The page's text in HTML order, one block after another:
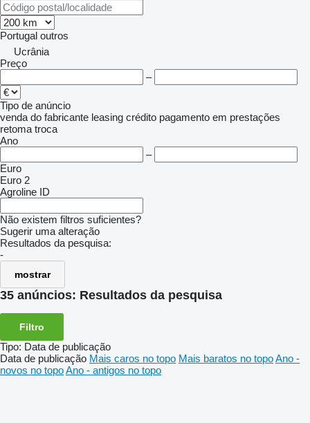
Portugal outros
Ucrânia
Preço
–
Tipo de anúncio
venda do fabricante leasing crédito pagamento em prestações
retoma troca
Ano
–
Euro
Euro 2
Agroline ID
Não existem filtros suficientes?
Sugerir uma alteração
Resultados da pesquisa:
-
mostrar
35 anúncios: Resultados da pesquisa
Filtro
Tipo: Data de publicação
Data de publicação Mais caros no topo Mais baratos no topoAno -
novos no topoAno - antigos no topo